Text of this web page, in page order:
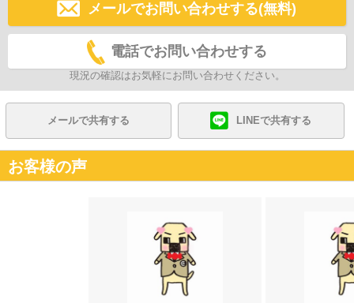
メールでお問い合わせする(無料)
電話でお問い合わせする
現況の確認はお気軽にお問い合わせください。
メールで共有する LINEで共有する
お客様の声